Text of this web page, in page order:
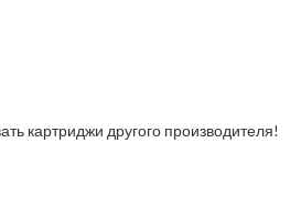
картриджи другого производителя!